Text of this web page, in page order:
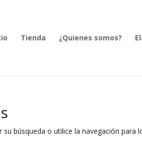
Tienda ¿Quienes somos?
búsqueda o utilice la navegación para